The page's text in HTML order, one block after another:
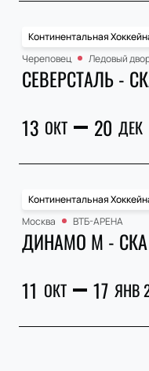
Континентальная
Череповец
Ледовый
СЕВЕРСТАЛЬ -
13 ОКТ 20 ДЕК
Континентальная
Москва
ВТБ-АРЕНА
ДИНАМО М - СКА
11 ОКТ 17 ЯНВ